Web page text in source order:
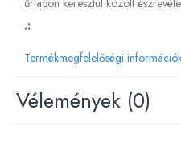
űrlapon keresztül közölt
.:
Termékmegfelelőségi
Vélemények (0)